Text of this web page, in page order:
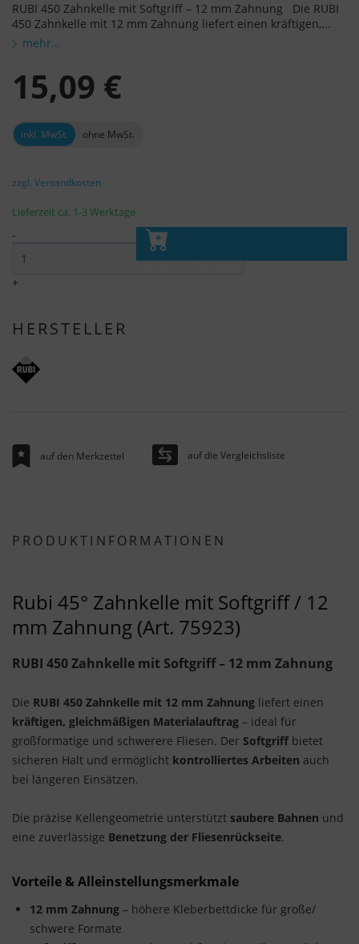
RUBI 450 Zahnkelle mit Softgriff – 12 mm Zahnung Die RUBI
450 Zahnkelle mit 12 mm Zahnung liefert einen kräftigen,...
mehr...
15,09 €
inkl. MwSt. ohne MwSt.
zzgl. Versandkosten
Lieferzeit ca. 1-3 Werktage
-
+
In den Warenkorb
HERSTELLER
auf den Merkzettel auf die Vergleichsliste
PRODUKTINFORMATIONEN
Rubi 45° Zahnkelle mit Softgriff / 12
mm Zahnung (Art. 75923)
RUBI 450 Zahnkelle mit Softgriff – 12 mm Zahnung
Die RUBI 450 Zahnkelle mit 12 mm Zahnung liefert einen
kräftigen, gleichmäßigen Materialauftrag – ideal für
großformatige und schwerere Fliesen. Der Softgriff bietet
sicheren Halt und ermöglicht kontrolliertes Arbeiten auch
bei längeren Einsätzen.
Die präzise Kellengeometrie unterstützt saubere Bahnen und
eine zuverlässige Benetzung der Fliesenrückseite.
Vorteile & Alleinstellungsmerkmale
12 mm Zahnung – höhere Kleberbettdicke für große/
schwere Formate